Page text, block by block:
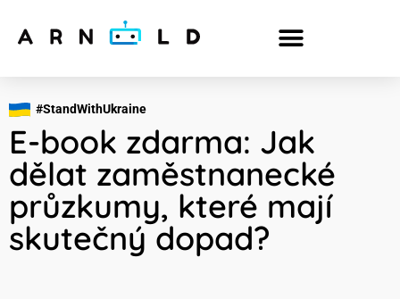
#StandWithUkraine
E-book zdarma: Jak
dělat zaměstnanecké
průzkumy, které mají
skutečný dopad?